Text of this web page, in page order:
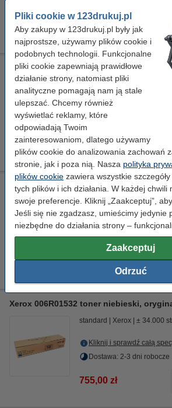
Pliki cookie w 123drukuj.pl
Aby zakupy w 123drukuj.pl były jak
najprostsze, używamy plików cookie i
podobnych technologii. Funkcjonalne
pliki cookie zapewniają prawidłowe
działanie strony, natomiast pliki
analityczne pomagają nam ją stale
ulepszać. Chcemy również
wyświetlać reklamy, które
odpowiadają Twoim
zainteresowaniom, dlatego używamy
plików cookie do analizowania zachowań
stronie, jak i poza nią. Nasza polityka
plików cookie zawiera wszystkie
tych plików i ich działania. W każdej chwili
swoje preferencje. Kliknij „Zaakceptuj”,
Jeśli się nie zgadzasz, umieścimy jedynie
niezbędne do działania strony –
Zaakceptuj
Odrzuć
635,00 zł
Xerox 006R01530 toner żółty, oryginalny
Xerox ± 34.000
Kliknij i sprawdź całą
755,00 zł
Xerox 006R01531 toner czerwony,
standard Xerox ± 34.000
Kliknij i sprawdź całą
Dostawa: 2-3 dni robocze
755,00 zł
Xerox 006R01532 toner niebieski,
standard Xerox ± 34.000
Kliknij i sprawdź całą
Dostawa: 2-3 dni robocze
755,00 zł